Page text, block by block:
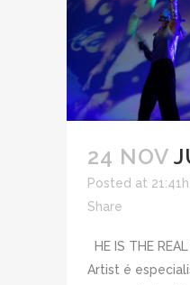
24 NOV
Posted at 21:41h
Share
HE IS THE
Artist é